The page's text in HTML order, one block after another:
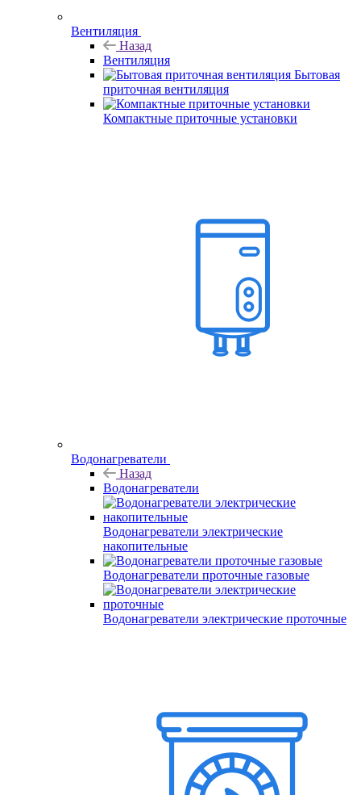
Вентиляция
Назад
Вентиляция
Бытовая
приточная вентиляция
Компактные приточные установки
Водонагреватели
Назад
Водонагреватели
Водонагреватели электрические
накопительные
Водонагреватели проточные газовые
Водонагреватели электрические проточные